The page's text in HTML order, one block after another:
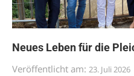
Neues Leben für die
Veröffentlicht am: 23. Juli 2026